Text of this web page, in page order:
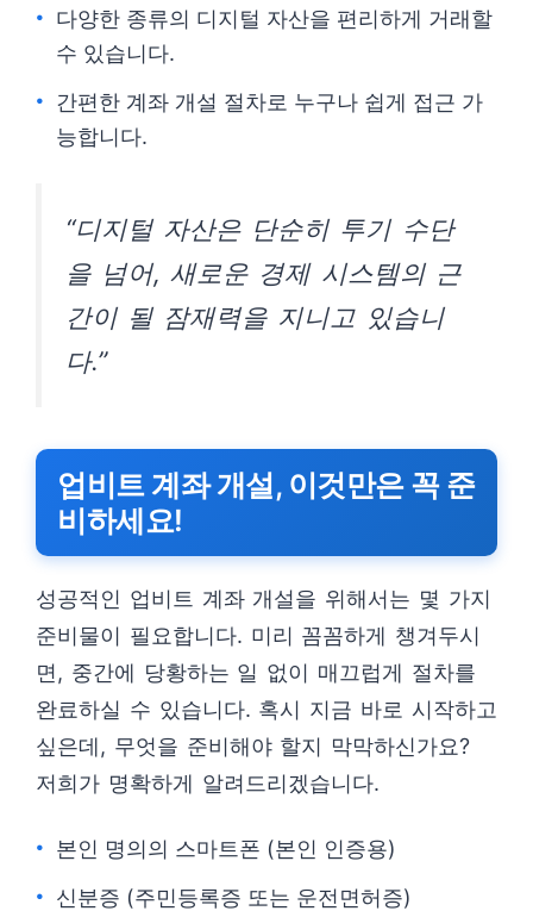
다양한 종류의 디지털 자산을 편리하게 거래할
수 있습니다.
간편한 계좌 개설 절차로 누구나 쉽게 접근 가
능합니다.
“디지털 자산은 단순히 투기 수단
을 넘어, 새로운 경제 시스템의 근
간이 될 잠재력을 지니고 있습니
다.”
업비트 계좌 개설, 이것만은 꼭 준
비하세요!
성공적인 업비트 계좌 개설을 위해서는 몇 가지
준비물이 필요합니다. 미리 꼼꼼하게 챙겨두시
면, 중간에 당황하는 일 없이 매끄럽게 절차를
완료하실 수 있습니다. 혹시 지금 바로 시작하고
싶은데, 무엇을 준비해야 할지 막막하신가요?
저희가 명확하게 알려드리겠습니다.
본인 명의의 스마트폰 (본인 인증용)
신분증 (주민등록증 또는 운전면허증)